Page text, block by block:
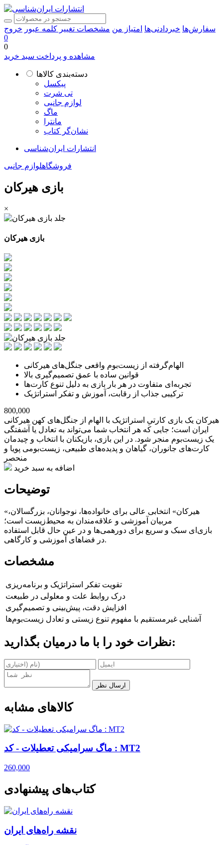
سفارش‌ها خبردادنی‌ها امتیاز من مشخصات تغییر کلمه عبور خروج
0
0
مشاهده و پرداخت سبد خرید
دسته‌بندی کالاها
پیکسل
تی شرت
لوازم جانبی
ماگ
مانترا
نشان‌گر کتاب
انتشارات ایران‌شناسی
فروشگاهلوازم جانبی
بازی هیرکان
×
بازی هیرکان
الهام‌گرفته از زیست‌بوم واقعی جنگل‌های هیرکانی
قوانین ساده با عمق تصمیم‌گیری بالا
تجربه‌ای متفاوت در هر بار بازی به دلیل تنوع کارت‌ها
ترکیبی جذاب از رقابت، آموزش و تفکر استراتژیک
800,000
هیرکان یک بازی کارتیِ استراتژیک با الهام از جنگل‌های کهن هیرکانی
ایران است؛ جایی که هر انتخاب شما می‌تواند به تعادل یا آشفتگی
یک زیست‌بوم منجر شود. در این بازی، بازیکنان با انتخاب و چیدمان
کارت‌های جانوران، گیاهان و پدیده‌های طبیعی، زیست‌بومی پویا و
منحصر
اضافه به سبد خرید
توضیحات
«هیرکان» انتخابی عالی برای خانواده‌ها، نوجوانان، بزرگسالان،
مربیان آموزشی و علاقه‌مندان به محیط‌زیست است؛
بازی‌ای سبک و سریع برای دورهمی‌ها و در عین حال قابل استفاده
در فضاهای آموزشی و کارگاهی.
مشخصات
تقویت تفکر استراتژیک و برنامه‌ریزی
درک روابط علت و معلولی در طبیعت
افزایش دقت، پیش‌بینی و تصمیم‌گیری
آشنایی غیرمستقیم با مفهوم تنوع زیستی و تعادل زیست‌بوم‌ها
نظرات خود را با ما درمیان بگذارید:
ارسال نظر
کالاهای مشابه
ماگ سرامیکی تعطیلات - کد : MT2
260,000
کتاب‌های پیشنهادی
نقشه راه‌های ایران